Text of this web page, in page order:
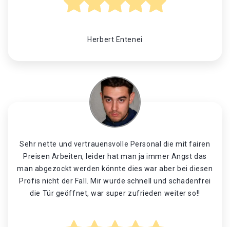
Herbert Entenei
Sehr nette und vertrauensvolle Personal die mit fairen
Preisen Arbeiten, leider hat man ja immer Angst das
man abgezockt werden könnte dies war aber bei diesen
Profis nicht der Fall. Mir wurde schnell und schadenfrei
die Tür geöffnet, war super zufrieden weiter so!!